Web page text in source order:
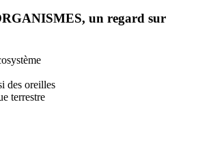
un regard sur
des oreilles
terrestre